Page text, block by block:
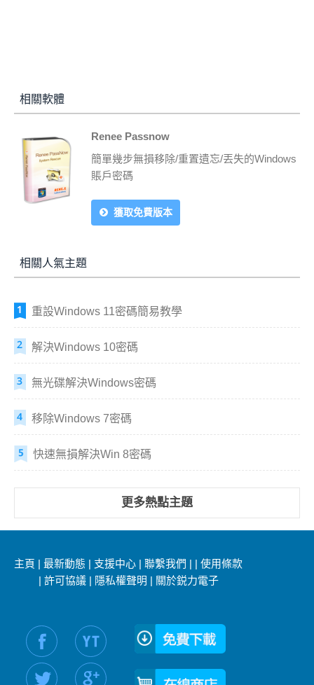
相關軟體
Renee Passnow
簡單幾步無損移除/重置遺忘/丟失的Windows
賬戶密碼
獲取免費版本
相關人氣主題
重設Windows 11密碼簡易教學
解決Windows 10密碼
無光碟解決Windows密碼
移除Windows 7密碼
快速無損解決Win 8密碼
更多熱點主題
主頁 |最新動態 | 支援中心 |聯繫我們 | |使用條款
| 許可協議| 隱私權聲明 | 關於鋭力電子
社交媒體信息：